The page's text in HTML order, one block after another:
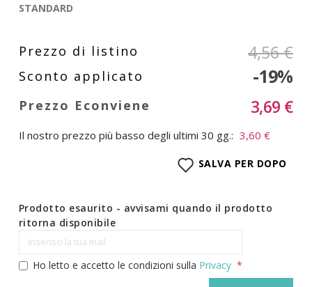
STANDARD
4,56 €
-19%
3,69 €
Il nostro prezzo più basso degli ultimi 30 gg.: 3,60 €
SALVA PER DOPO
Prodotto esaurito - avvisami quando il prodotto
ritorna disponibile
Ho letto e accetto le condizioni sulla Privacy